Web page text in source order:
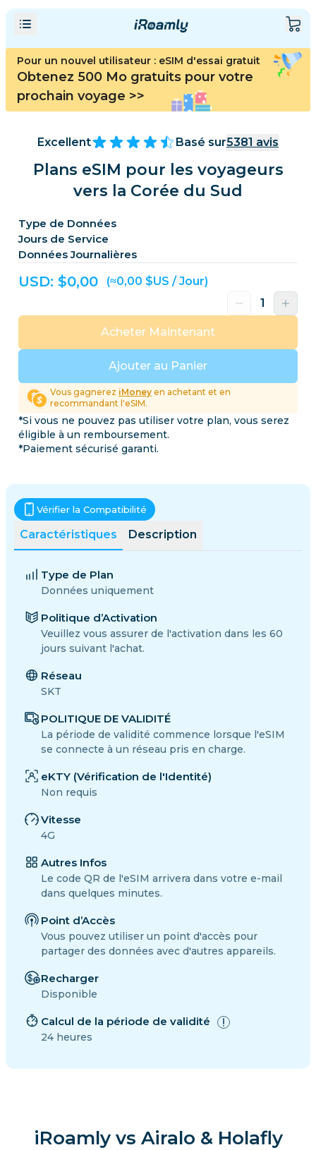
Pour un nouvel utilisateur : eSIM d'essai gratuit
Obtenez 500 Mo gratuits pour votre
prochain voyage >>
Excellent Basé sur5381 avis
Plans eSIM pour les voyageurs
vers la Corée du Sud
Type de Données
Jours de Service
Données Journalières
USD: $0,00 (≈0,00 $US / Jour)
Ajouter au Panier
Acheter Maintenant
Vous gagnerez iMoney en achetant et en
recommandant l'eSIM.
*Si vous ne pouvez pas utiliser votre plan, vous serez
éligible à un remboursement.
*Paiement sécurisé garanti.
Caractéristiques Description
Vérifier la Compatibilité
Type de Plan
Données uniquement
Politique d’Activation
Veuillez vous assurer de l'activation dans les 60
jours suivant l'achat.
Réseau
SKT
POLITIQUE DE VALIDITÉ
La période de validité commence lorsque l'eSIM
se connecte à un réseau pris en charge.
eKTY (Vérification de l'Identité)
Non requis
Vitesse
4G
Autres Infos
Le code QR de l'eSIM arrivera dans votre e-mail
dans quelques minutes.
Point d’Accès
Vous pouvez utiliser un point d'accès pour
partager des données avec d'autres appareils.
Recharger
Disponible
Calcul de la période de validité
24 heures
iRoamly vs Airalo & Holafly